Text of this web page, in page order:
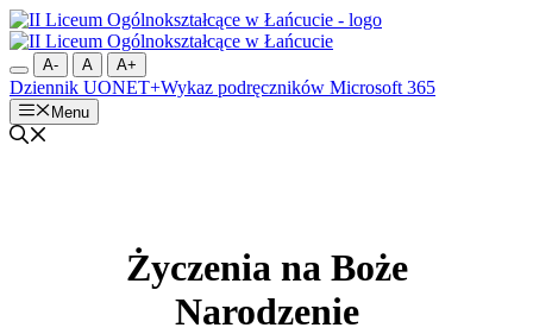
Przejdź
do
treściA- A A+
Dziennik UONET+Wykaz podręczników Microsoft 365
Menu
Życzenia na Boże
Narodzenie